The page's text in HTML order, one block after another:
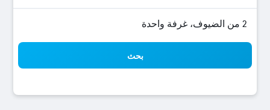
2 من الضيوف، غرفة واحدة
بحث